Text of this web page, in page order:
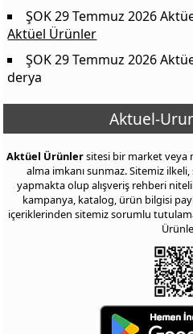
ŞOK 29 Temmuz 2026
Aktüel Ürünler
ŞOK 29 Temmuz 2026
derya
Aktuel-
Aktüel Ürünlersitesi bir market veya
alma imkanı sunmaz. Sitemiz ilkeli,
yapmakta olup alışveriş rehberi
kampanya, katalog, ürün bilgisi
içeriklerinden sitemiz sorumlu